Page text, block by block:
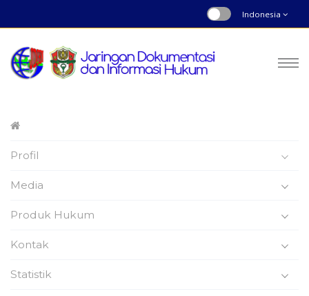
Indonesia
Profil
Media
Produk Hukum
Kontak
Statistik
Daerah
Nomor : 0 | Tahun 2025